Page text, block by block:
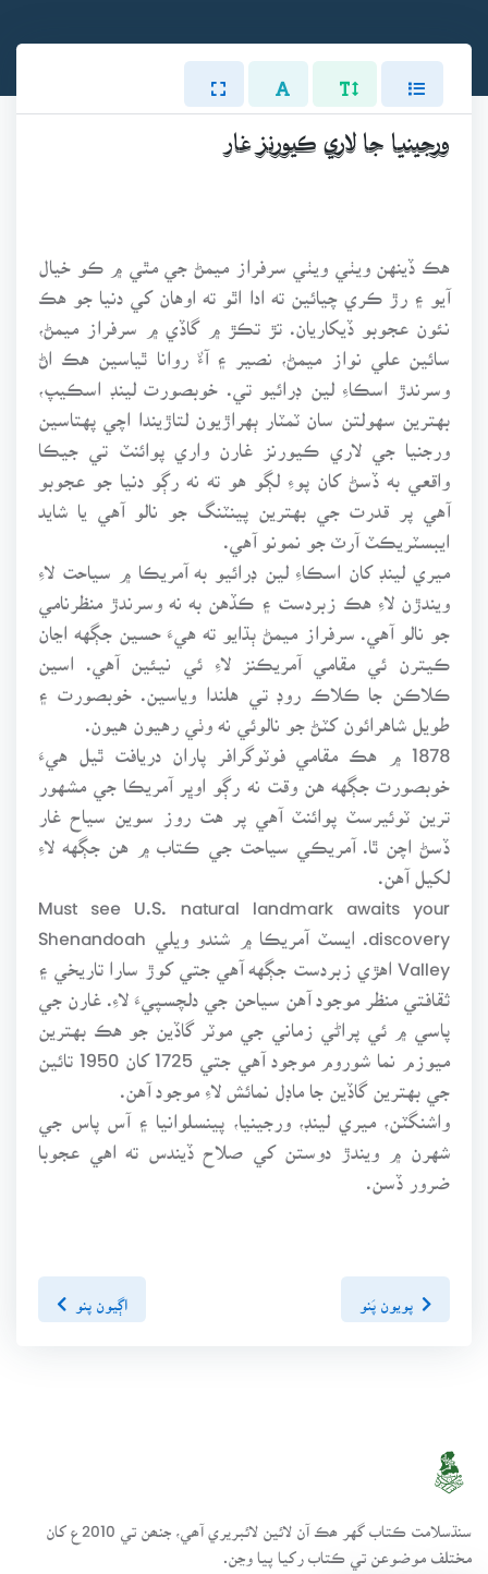
ورجينيا جا لاري ڪيورنز غار
هڪ ڏينهن ويٺي ويٺي سرفراز ميمڻ جي مٿي ۾ ڪو خيال
آيو ۽ رڙ ڪري چيائين ته ادا اٿو ته اوهان کي دنيا جو هڪ
نئون عجوبو ڏيکاريان. تڙ تڪڙ ۾ گاڏي ۾ سرفراز ميمڻ،
سائين علي نواز ميمڻ، نصير ۽ آءٌ روانا ٿياسين هڪ اڻ
وسرندڙ اسڪاءِ لين ڊرائيو تي. خوبصورت لينڊ اسڪيپ،
بهترين سهولتن سان ٽمٽار ٻهراڙيون لتاڙيندا اچي پهتاسين
ورجنيا جي لاري ڪيورنز غارن واري پوائنٽ تي جيڪا
واقعي به ڏسڻ کان پوءِ لڳو هو ته نه رڳو دنيا جو عجوبو
آهي پر قدرت جي بهترين پينٽنگ جو نالو آهي يا شايد
ايبسٽريڪٽ آرٽ جو نمونو آهي.
ميري لينڊ کان اسڪاءِ لين ڊرائيو به آمريڪا ۾ سياحت لاءِ
ويندڙن لاءِ هڪ زبردست ۽ ڪڏهن به نه وسرندڙ منظرنامي
جو نالو آهي. سرفراز ميمڻ ٻڌايو ته هيءَ حسين جڳهه اڃان
ڪيترن ئي مقامي آمريڪنز لاءِ ئي نيئين آهي. اسين
ڪلاڪن جا ڪلاڪ روڊ تي هلندا وياسين. خوبصورت ۽
طويل شاهرائون کٽڻ جو نالوئي نه وٺي رهيون هيون.
1878 ۾ هڪ مقامي فوٽوگرافر پاران دريافت ٿيل هيءَ
خوبصورت جڳهه هن وقت نه رڳو اوڀر آمريڪا جي مشهور
ترين ٽوئيرسٽ پوائنٽ آهي پر هت روز سوين سياح غار
ڏسڻ اچن ٿا. آمريڪي سياحت جي ڪتاب ۾ هن جڳهه لاءِ
لکيل آهن.
Valley اهڙي زبردست جڳهه آهي جتي کوڙ سارا تاريخي ۽
ثقافتي منظر موجود آهن سياحن جي دلچسپيءَ لاءِ. غارن جي
پاسي ۾ ئي پراڻي زماني جي موٽر گاڏين جو هڪ بهترين
ميوزم نما شوروم موجود آهي جتي 1725 کان 1950 تائين
جي بهترين گاڏين جا ماڊل نمائش لاءِ موجود آهن.
واشنگٽن، ميري لينڊ، ورجينيا، پينسلوانيا ۽ آس پاس جي
شهرن ۾ ويندڙ دوستن کي صلاح ڏيندس ته اهي عجوبا
ضرور ڏسن.
اڳيون پنو
سنڌسلامت ڪتاب گهر ھڪ آن لائين لائبريري آھي، جنھن تي 2010ع کان
مختلف موضوعن تي ڪتاب رکيا پيا وڃن.